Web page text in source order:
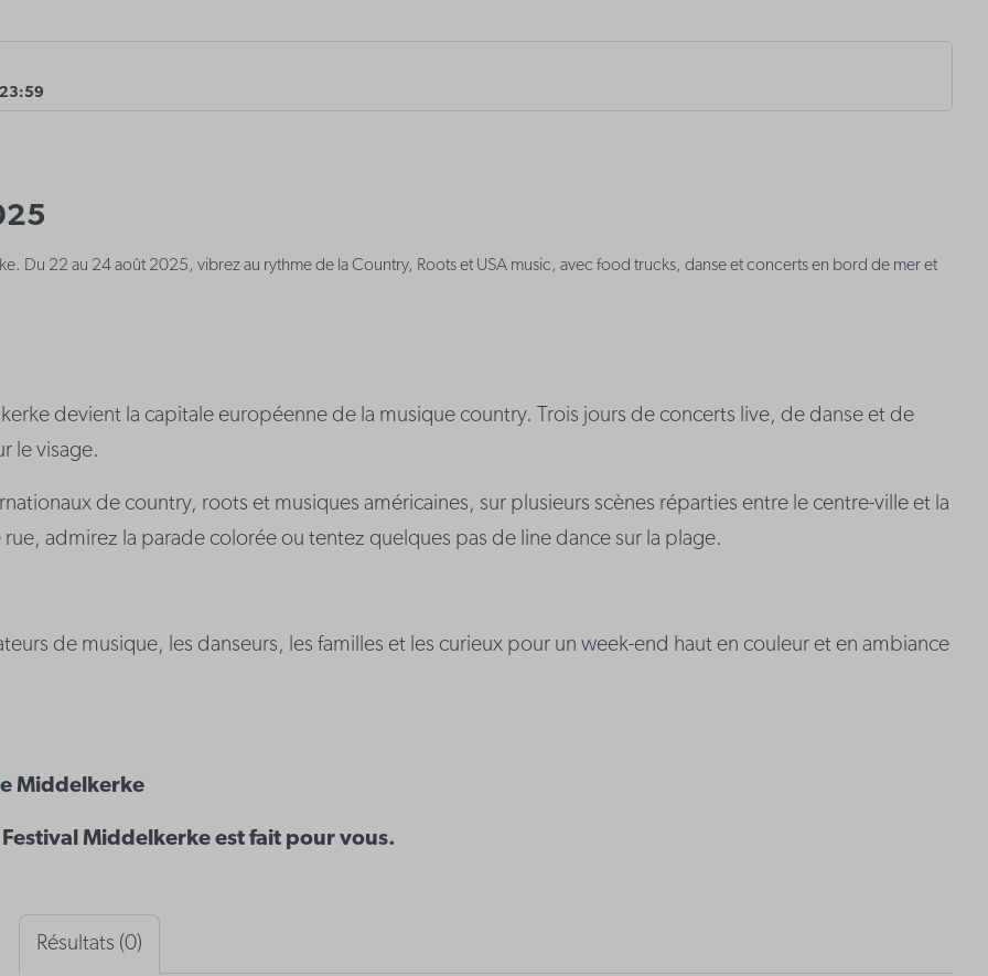
Du 22 au 24 août 2025, vibrez au rythme de la Country, Roots et USA music, avec food trucks, danse et concerts en bord de mer et
devient la capitale européenne de la musique country. Trois jours de concerts live, de danse et de
le visage.
de country, roots et musiques américaines, sur plusieurs scènes réparties entre le centre-ville et la
admirez la parade colorée ou tentez quelques pas de line dance sur la plage.
de musique, les danseurs, les familles et les curieux pour un week-end haut en couleur et en ambiance
Middelkerke
Middelkerke est fait pour vous.
Résultats (0)